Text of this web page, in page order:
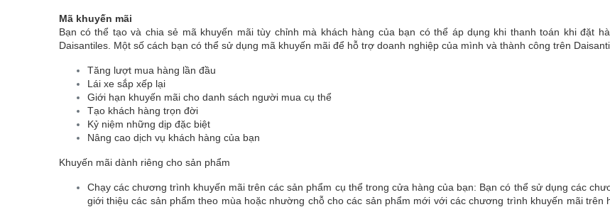
Mã khuyến mãi
Bạn có thể tạo và chia sẻ mã khuyến mãi tùy chỉnh mà khách hàng của bạn có thể áp dụng khi thanh toán khi đặt
Daisantiles. Một số cách bạn có thể sử dụng mã khuyến mãi để hỗ trợ doanh nghiệp của mình và thành công trên
Tăng lượt mua hàng lần đầu
Lái xe sắp xếp lại
Giới hạn khuyến mãi cho danh sách người mua cụ thể
Tạo khách hàng trọn đời
Kỷ niệm những dịp đặc biệt
Nâng cao dịch vụ khách hàng của bạn
Khuyến mãi dành riêng cho sản phẩm
Chạy các chương trình khuyến mãi trên các sản phẩm cụ thể trong cửa hàng của bạn: Bạn có thể sử dụng các
giới thiệu các sản phẩm theo mùa hoặc nhường chỗ cho các sản phẩm mới với các chương trình khuyến mãi trên